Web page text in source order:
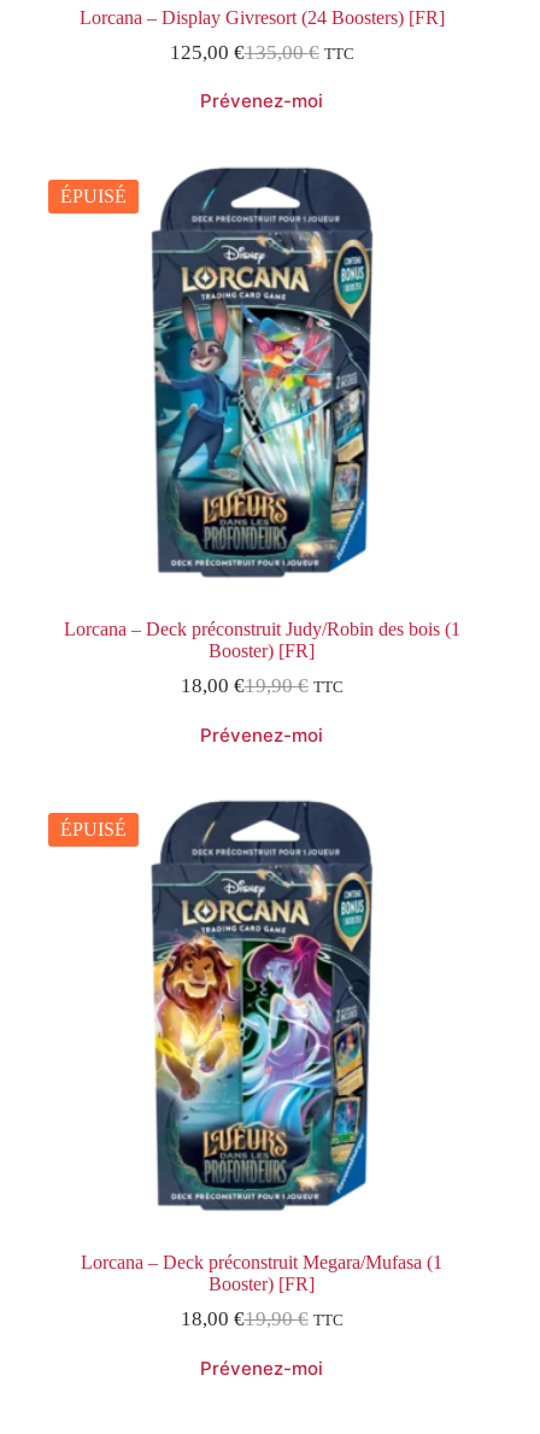
Lorcana – Display Givresort (24 Boosters) [FR]
135,00€
Le
initial
125,00 €Le
actuel
TTC
ÉPUISÉ
Lorcana – Deck préconstruit Judy/Robin des bois (1
Booster) [FR]
19,90€
Le
initial
18,00 €Le
actuel
TTC
ÉPUISÉ
Lorcana – Deck préconstruit Megara/Mufasa (1
Booster) [FR]
19,90€
Le
initial
18,00 €Le
actuel
TTC